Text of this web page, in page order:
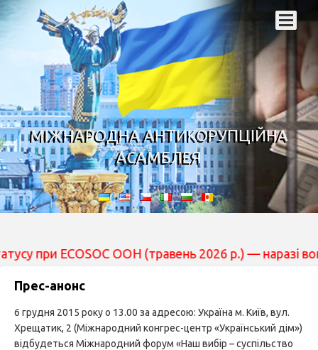
МІЖНАРОДНА АНТИКОРУПЦІЙНА
АСАМБЛЕЯ
при ECOSOC ООН (травень 2026 р.) — наразі
Прес-анонс
6 грудня 2015 року о 13.00 за адресою: Україна м. Київ, вул.
Хрещатик, 2 (Міжнародний конгрес-центр «Український дім»)
відбудеться Міжнародний форум «Наш вибір – суспільство